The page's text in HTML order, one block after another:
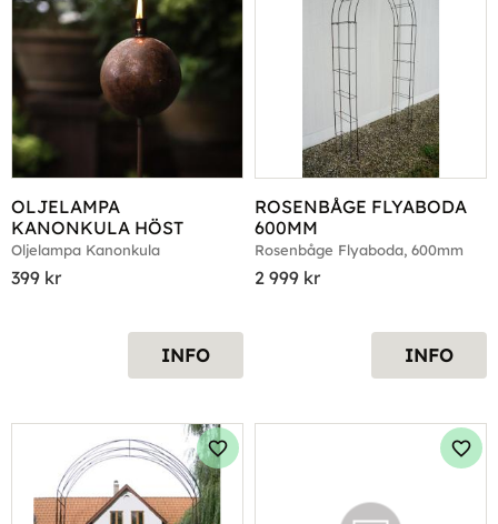
OLJELAMPA
KANONKULA HÖST
Oljelampa Kanonkula
399 kr
INFO
ROSENBÅGE FLYABODA
600MM
Rosenbåge Flyaboda, 600mm
2 999 kr
INFO
Lägg till i favoriter